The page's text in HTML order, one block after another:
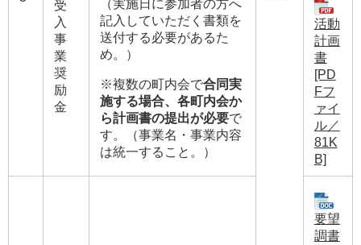
受
入
事
業
奨
励
金
（実施日に参加者の方へ
記入していただく書類を
送付する必要があるた
め。）
※複数の町内会で合同実
施する場合、各町内会か
ら計画書の提出が必要で
す。（事業名・事業内容
は統一すること。）
活動
計画
書
[PD
Fフ
ァイ
ル／
81K
B]
要望
調書